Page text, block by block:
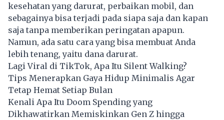
kesehatan yang darurat, perbaikan mobil, dan
sebagainya bisa terjadi pada siapa saja dan kapan
saja tanpa memberikan peringatan apapun.
Namun, ada satu cara yang bisa membuat Anda
lebih tenang, yaitu dana darurat.
Lagi Viral di TikTok, Apa Itu Silent Walking?
Tips Menerapkan Gaya Hidup Minimalis Agar
Tetap Hemat Setiap Bulan
Kenali Apa Itu Doom Spending yang
Dikhawatirkan Memiskinkan Gen Z hingga